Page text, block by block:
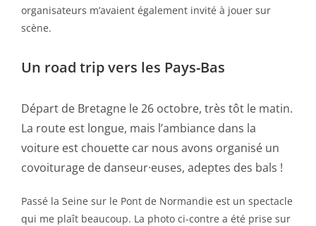
organisateurs m’avaient également invité à jouer sur
scène.
Un road trip vers les Pays-Bas
Départ de Bretagne le 26 octobre, très tôt le matin.
La route est longue, mais l’ambiance dans la
voiture est chouette car nous avons organisé un
covoiturage de danseur·euses, adeptes des bals !
Passé la Seine sur le Pont de Normandie est un spectacle
qui me plaît beaucoup. La photo ci-contre a été prise sur